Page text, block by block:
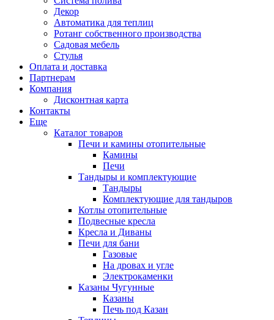
Декор
Автоматика для теплиц
Ротанг собственного производства
Садовая мебель
Стулья
Оплата и доставка
Партнерам
Компания
Дисконтная карта
Контакты
Еще
Каталог товаров
Печи и камины отопительные
Камины
Печи
Тандыры и комплектующие
Тандыры
Комплектующие для тандыров
Котлы отопительные
Подвесные кресла
Кресла и Диваны
Печи для бани
Газовые
На дровах и угле
Электрокаменки
Казаны Чугунные
Казаны
Печь под Казан